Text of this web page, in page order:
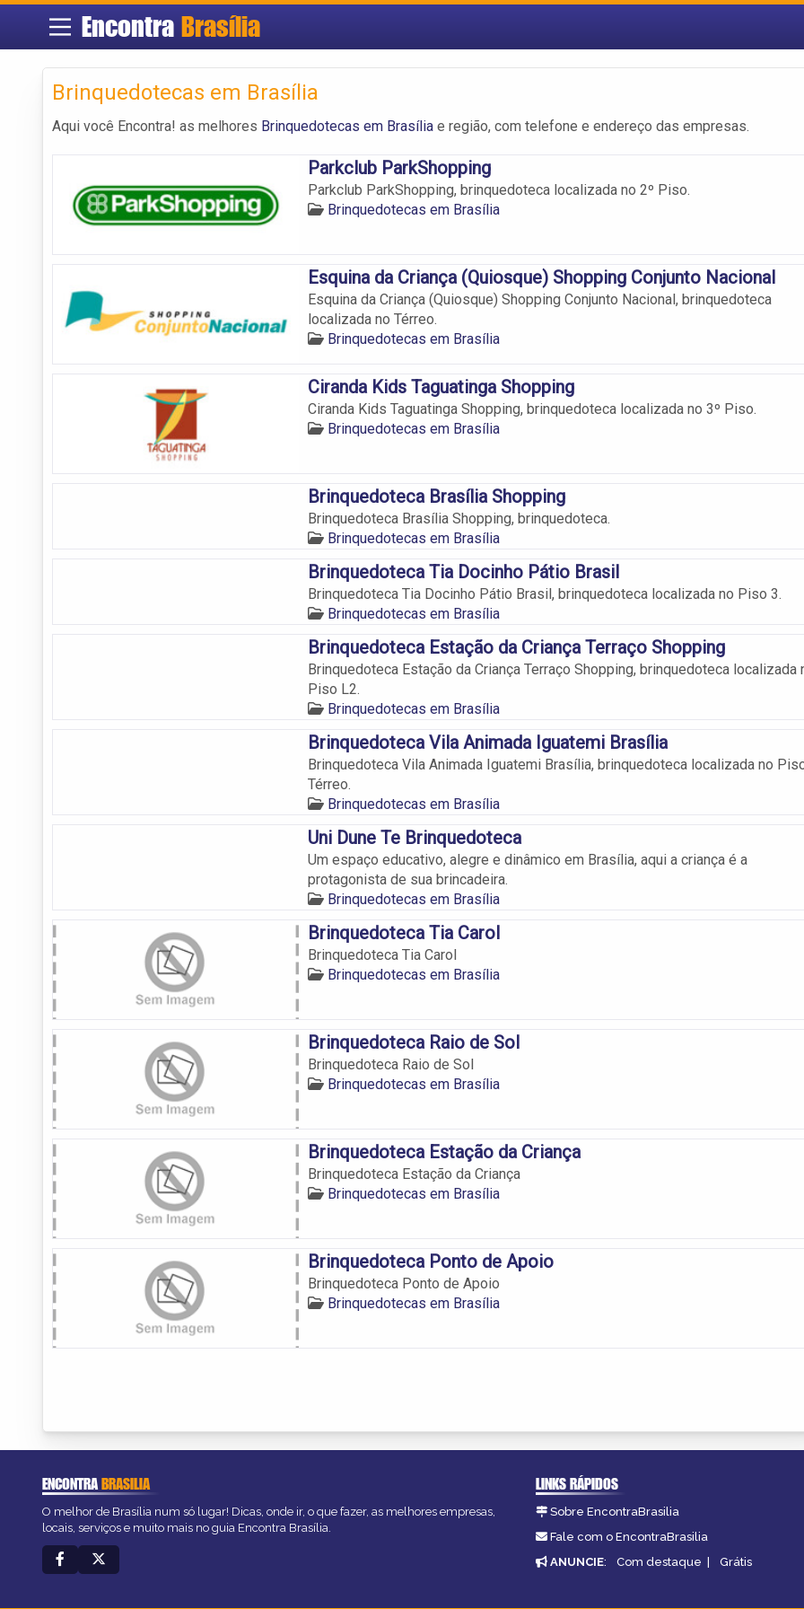
Encontra Brasília
Brinquedotecas em Brasília
Aqui você Encontra! as melhores Brinquedotecas em Brasília e região, com telefone e endereço das empresas.
Parkclub ParkShopping
Parkclub ParkShopping, brinquedoteca localizada no 2º Piso.
Brinquedotecas em Brasília
Esquina da Criança (Quiosque) Shopping Conjunto Nacional
Esquina da Criança (Quiosque) Shopping Conjunto Nacional, brinquedoteca
localizada no Térreo.
Brinquedotecas em Brasília
Ciranda Kids Taguatinga Shopping
Ciranda Kids Taguatinga Shopping, brinquedoteca localizada no 3º Piso.
Brinquedotecas em Brasília
Brinquedoteca Brasília Shopping
Brinquedoteca Brasília Shopping, brinquedoteca.
Brinquedotecas em Brasília
Brinquedoteca Tia Docinho Pátio Brasil
Brinquedoteca Tia Docinho Pátio Brasil, brinquedoteca localizada no Piso 3.
Brinquedotecas em Brasília
Brinquedoteca Estação da Criança Terraço Shopping
Brinquedoteca Estação da Criança Terraço Shopping, brinquedoteca localizada
Piso L2.
Brinquedotecas em Brasília
Brinquedoteca Vila Animada Iguatemi Brasília
Brinquedoteca Vila Animada Iguatemi Brasília, brinquedoteca localizada no
Térreo.
Brinquedotecas em Brasília
Uni Dune Te Brinquedoteca
Um espaço educativo, alegre e dinâmico em Brasília, aqui a criança é a
protagonista de sua brincadeira.
Brinquedotecas em Brasília
Brinquedoteca Tia Carol
Brinquedoteca Tia Carol
Brinquedotecas em Brasília
Brinquedoteca Raio de Sol
Brinquedoteca Raio de Sol
Brinquedotecas em Brasília
Brinquedoteca Estação da Criança
Brinquedoteca Estação da Criança
Brinquedotecas em Brasília
Brinquedoteca Ponto de Apoio
Brinquedoteca Ponto de Apoio
Brinquedotecas em Brasília
ENCONTRABRASILIA
O melhor de Brasília num só lugar! Dicas, onde ir, o que fazer, as melhores empresas,
locais, serviços e muito mais no guia Encontra Brasília.
LINKS RÁPIDOS
Sobre EncontraBrasilia
Fale com o EncontraBrasilia
ANUNCIE: Com destaque | Grátis